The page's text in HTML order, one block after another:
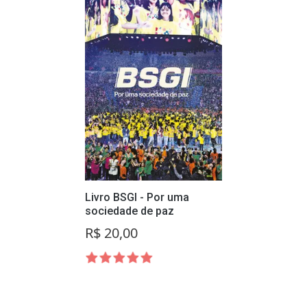
Livro BSGI - Por uma
sociedade de paz
R$ 20,00